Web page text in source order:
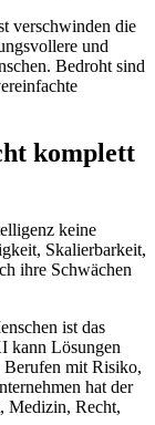
verschwinden die
und
Bedroht sind
komplett
keine
Skalierbarkeit,
ihre Schwächen
ist das
kann Lösungen
Berufen mit Risiko,
hat der
Medizin, Recht,